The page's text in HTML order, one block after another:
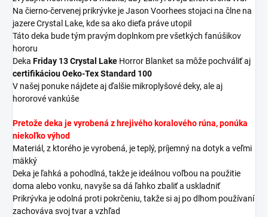
Na čierno-červenej prikrývke je Jason Voorhees stojaci na člne na
jazere Crystal Lake, kde sa ako dieťa práve utopil
Táto deka bude tým pravým doplnkom pre všetkých fanúšikov
hororu
Deka Friday 13 Crystal Lake Horror Blanket sa môže pochváliť aj
certifikáciou Oeko-Tex Standard 100
V našej ponuke nájdete aj ďalšie mikroplyšové deky, ale aj
hororové vankúše
Pretože deka je vyrobená z hrejivého koralového rúna,ponúka
niekoľko výhod
Materiál, z ktorého je vyrobená, je teplý, príjemný na dotyk a veľmi
mäkký
Deka je ľahká a pohodlná, takže je ideálnou voľbou na použitie
doma alebo vonku, navyše sa dá ľahko zbaliť a uskladniť
Prikrývka je odolná proti pokrčeniu, takže si aj po dlhom používaní
zachováva svoj tvar a vzhľad